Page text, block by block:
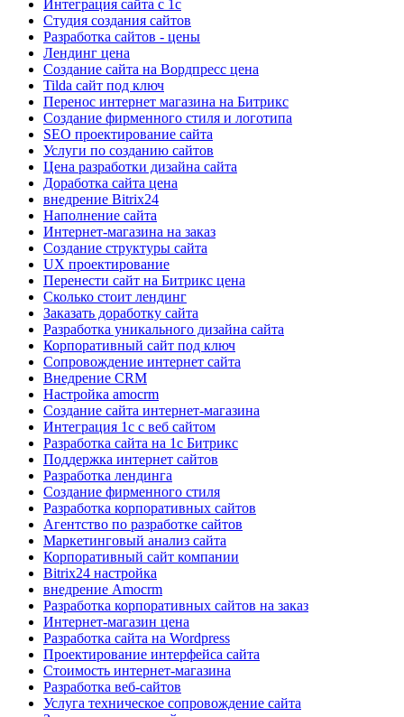
Интеграция сайта с 1с
Cтудия создания сайтов
Разработка сайтов - цены
Лендинг цена
Создание сайта на Вордпресс цена
Tilda сайт под ключ
Перенос интернет магазина на Битрикс
Создание фирменного стиля и логотипа
SEO проектирование сайта
Услуги по созданию сайтов
Цена разработки дизайна сайта
Доработка сайта цена
внедрение Bitrix24
Наполнение сайта
Интернет-магазина на заказ
Создание структуры сайта
UX проектирование
Перенести сайт на Битрикс цена
Сколько стоит лендинг
Заказать доработку сайта
Разработка уникального дизайна сайта
Корпоративный сайт под ключ
Сопровождение интернет сайта
Внедрение CRM
Настройка amocrm
Создание сайта интернет-магазина
Интеграция 1с с веб сайтом
Разработка сайта на 1с Битрикс
Поддержка интернет сайтов
Разработка лендинга
Создание фирменного стиля
Разработка корпоративных сайтов
Агентство по разработке сайтов
Маркетинговый анализ сайта
Корпоративный сайт компании
Bitrix24 настройка
внедрение Amocrm
Разработка корпоративных сайтов на заказ
Интернет-магазин цена
Разработка сайта на Wordpress
Проектирование интерфейса сайта
Стоимость интернет-магазина
Разработка веб-сайтов
Услуга техническое сопровождение сайта